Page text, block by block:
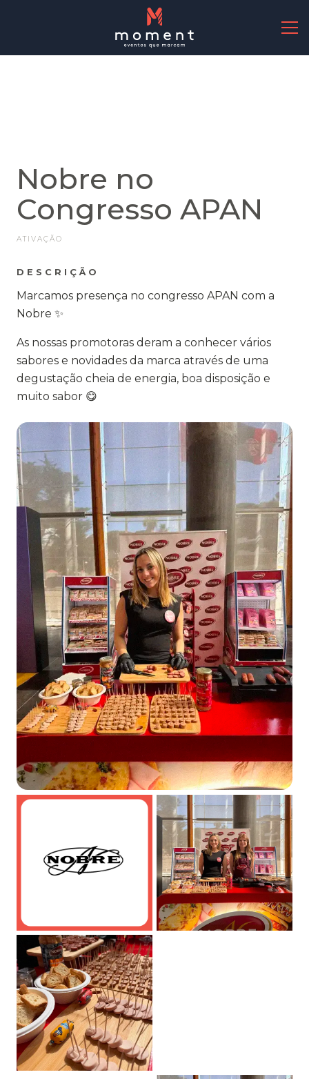
Nobre no
Congresso APAN
ATIVAÇÃO
DESCRIÇÃO
Marcamos presença no congresso APAN com a
Nobre ✨
As nossas promotoras deram a conhecer vários
sabores e novidades da marca através de uma
degustação cheia de energia, boa disposição e
muito sabor 😋